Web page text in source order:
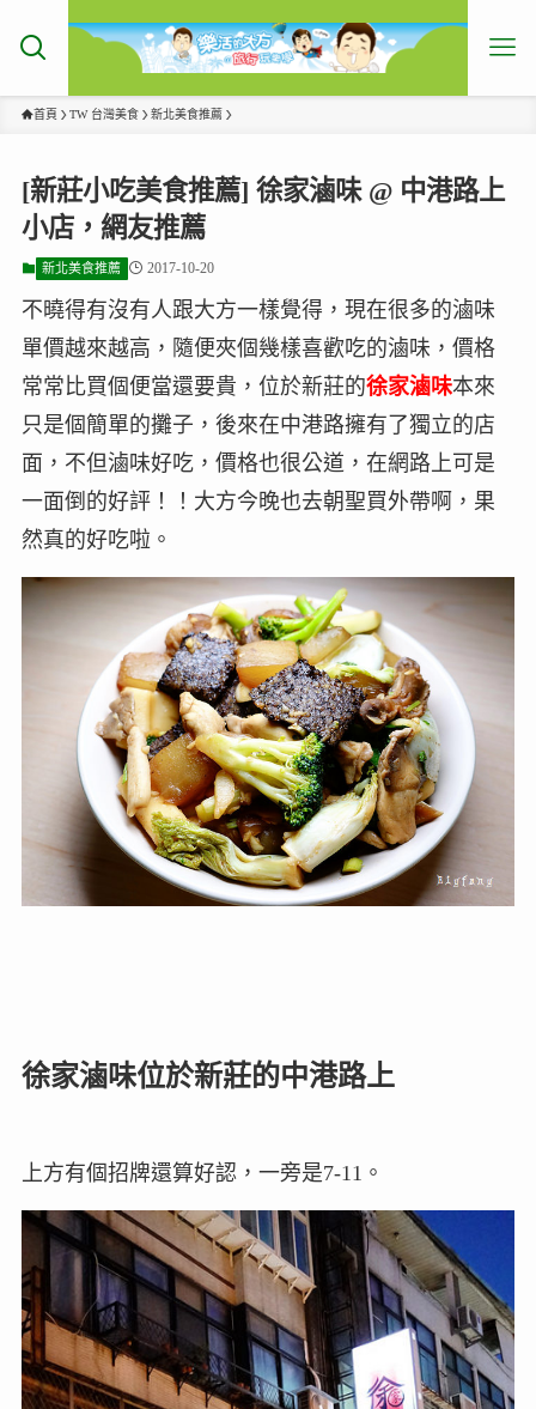
首頁 TW 台灣美食 新北美食推薦
[新莊小吃美食推薦] 徐家滷味 @ 中港路上
小店，網友推薦
新北美食推薦 2017-10-20
不曉得有沒有人跟大方一樣覺得，現在很多的滷味
單價越來越高，隨便夾個幾樣喜歡吃的滷味，價格
常常比買個便當還要貴，位於新莊的徐家滷味本來
只是個簡單的攤子，後來在中港路擁有了獨立的店
面，不但滷味好吃，價格也很公道，在網路上可是
一面倒的好評！！大方今晚也去朝聖買外帶啊，果
然真的好吃啦。
徐家滷味位於新莊的中港路上
上方有個招牌還算好認，一旁是7-11。